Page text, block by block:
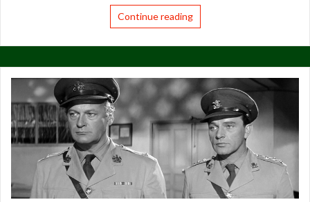
Continue reading